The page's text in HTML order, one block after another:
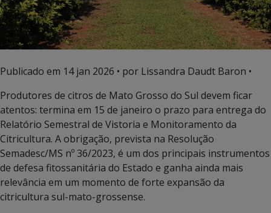
Publicado em 14 jan 2026 • por Lissandra Daudt Baron •
Produtores de citros de Mato Grosso do Sul devem ficar
atentos: termina em 15 de janeiro o prazo para entrega do
Relatório Semestral de Vistoria e Monitoramento da
Citricultura. A obrigação, prevista na Resolução
Semadesc/MS nº 36/2023, é um dos principais instrumentos
de defesa fitossanitária do Estado e ganha ainda mais
relevância em um momento de forte expansão da
citricultura sul-mato-grossense.